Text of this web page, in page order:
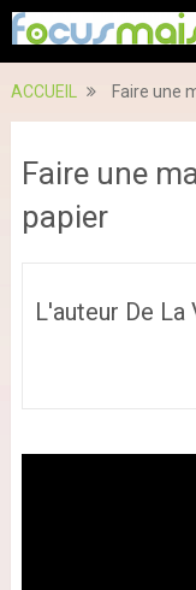
ACCUEIL Faire une
Faire une
papier
L'auteur De La